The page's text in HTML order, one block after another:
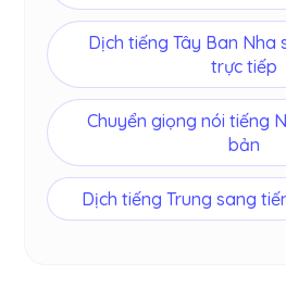
Dịch tiếng Tây Ban Nha
trực tiếp
Chuyển giọng nói tiếng
bản
Dịch tiếng Trung sang